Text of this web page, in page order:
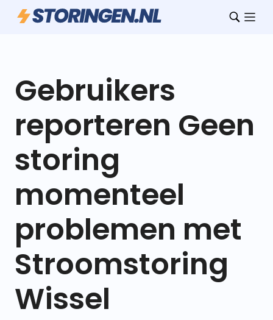
Gebruikers
reporteren Geen
storing
momenteel
problemen met
Stroomstoring
Wissel